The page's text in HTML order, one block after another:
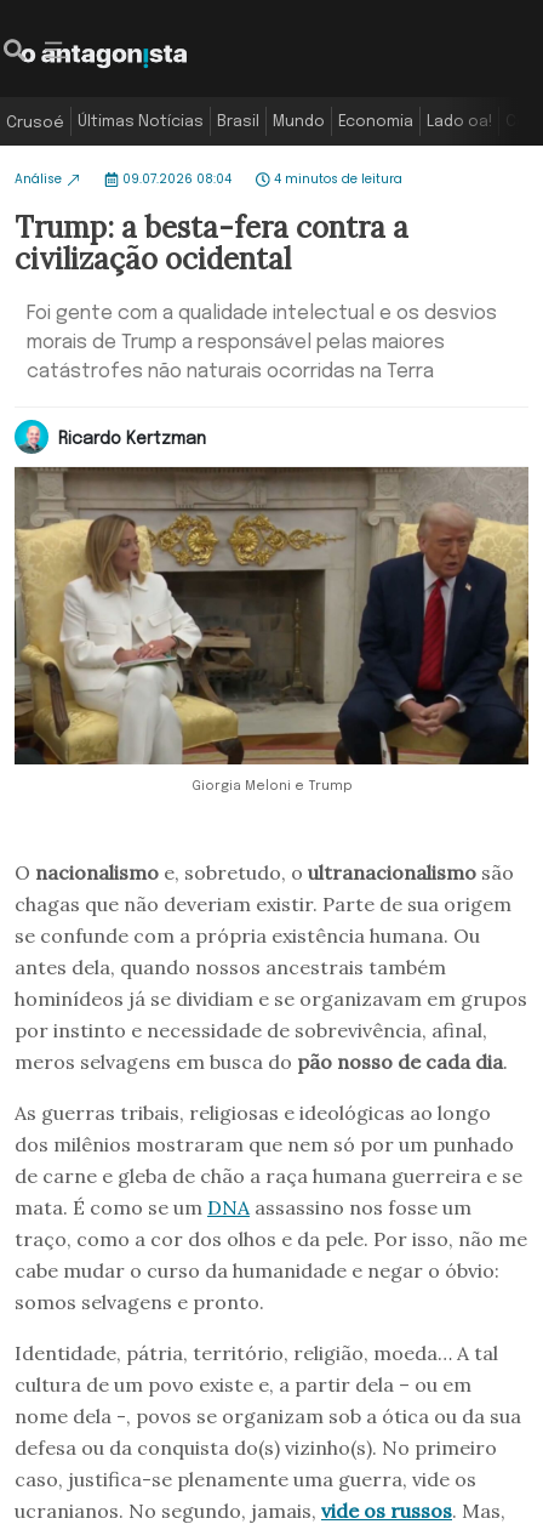
Crusoé Últimas Notícias Brasil Mundo Economia Lado oa!
Análise 09.07.2026 08:04 4 minutos de leitura
Trump: a besta-fera contra a
civilização ocidental
Foi gente com a qualidade intelectual e os desvios
morais de Trump a responsável pelas maiores
catástrofes não naturais ocorridas na Terra
Ricardo Kertzman
Giorgia Meloni e Trump
O nacionalismo e, sobretudo, o ultranacionalismo são
chagas que não deveriam existir. Parte de sua origem
se confunde com a própria existência humana. Ou
antes dela, quando nossos ancestrais também
hominídeos já se dividiam e se organizavam em grupos
por instinto e necessidade de sobrevivência, afinal,
meros selvagens em busca do pão nosso de cada dia.
As guerras tribais, religiosas e ideológicas ao longo
dos milênios mostraram que nem só por um punhado
de carne e gleba de chão a raça humana guerreira e se
mata. É como se um DNAassassino nos fosse um
traço, como a cor dos olhos e da pele. Por isso, não me
cabe mudar o curso da humanidade e negar o óbvio:
somos selvagens e pronto.
Identidade, pátria, território, religião, moeda… A tal
cultura de um povo existe e, a partir dela – ou em
nome dela -, povos se organizam sob a ótica ou da sua
defesa ou da conquista do(s) vizinho(s). No primeiro
caso, justifica-se plenamente uma guerra, vide os
ucranianos. No segundo, jamais, vide os russos. Mas,